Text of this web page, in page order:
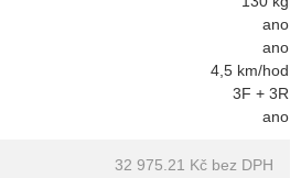
ano
ano
4,5 km/hod
3F + 3R
ano
32 975.21 Kč bez DPH